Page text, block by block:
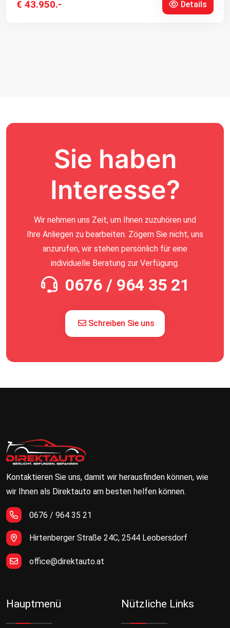
€ 43.950.- Details
Sie haben
Interesse?
Wir nehmen uns Zeit, um Ihnen zuzuhören und
Ihre Anliegen zu bearbeiten. Zögern Sie nicht, uns
anzurufen, wir stehen persönlich für eine
individuelle Beratung zur Verfügung.
0676 / 964 35 21
Schreiben Sie uns
Kontaktieren Sie uns, damit wir herausfinden können, wie
wir Ihnen als Direktauto am besten helfen können.
0676 / 964 35 21
Hirtenberger Straße 24C, 2544 Leobersdorf
office@direktauto.at
Hauptmenü Nützliche Links